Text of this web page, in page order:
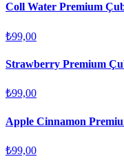
Coll Water Premium
₺99,00
Strawberry Premium
₺99,00
Apple Cinnamon
₺99,00